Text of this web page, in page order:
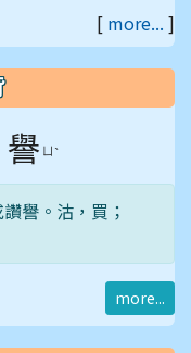
[ more... ]
譽 ㄩ ˋ
譽。沽，買；
more...